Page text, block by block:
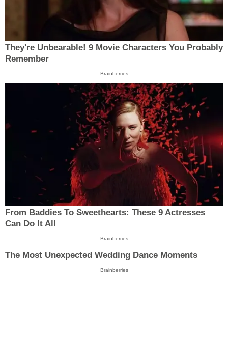
They're Unbearable! 9 Movie Characters You Probably
Remember
Brainberries
From Baddies To Sweethearts: These 9 Actresses
Can Do It All
Brainberries
The Most Unexpected Wedding Dance Moments
Brainberries